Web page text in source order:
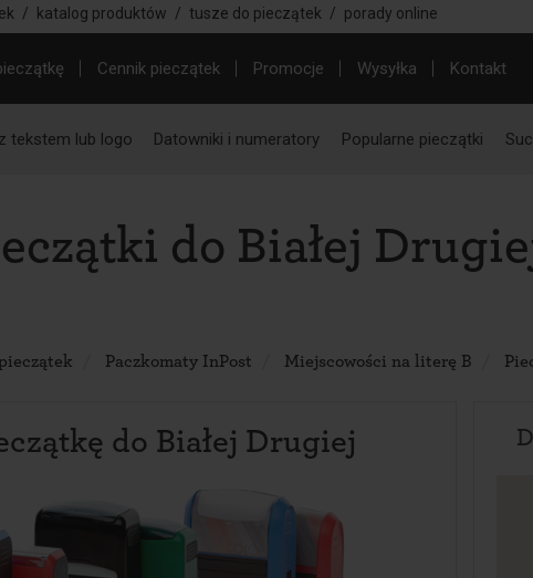
/ katalog produktów / tusze do pieczątek / porady online
Cennik pieczątek Promocje Wysyłka Kontakt
tekstem lub logo Datowniki i numeratory Popularne pieczątki
do Białej
Paczkomaty InPost Miejscowości na literę B
do Białej Drugiej